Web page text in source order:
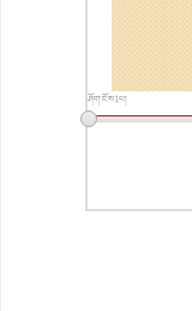
ཤོག་ངོས1པ།